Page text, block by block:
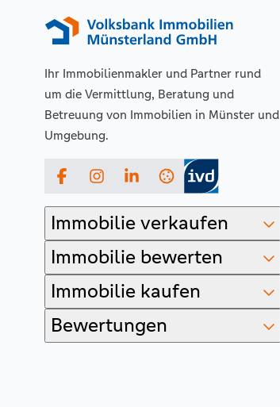
Ihr Immobilienmakler und Partner rund
um die Vermittlung, Beratung und
Betreuung von Immobilien in Münster und
Umgebung.
FacebookInstagramLinkedIn
Immobilie verkaufen
Immobilie bewerten
Immobilie kaufen
Bewertungen